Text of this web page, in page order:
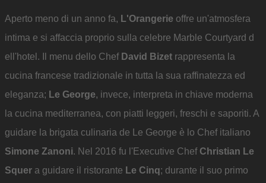
Aperto meno di un anno fa, L'Orangerie offre un'atmosfera
intima e si affaccia proprio sulla celebre Marble Courtyard d
ell'hotel. Il menu dello Chef David Bizet rappresenta la
cucina francese tradizionale in tutta la sua raffinatezza ed
eleganza; Le George, invece, interpreta in chiave moderna
la cucina mediterranea, con piatti leggeri, freschi e saporiti. A
guidare la brigata culinaria de Le George è lo Chef italiano
Simone Zanoni. Nel 2016 fu l'Executive Chef Christian Le
Squer a guidare il ristorante Le Cinq; durante il suo primo